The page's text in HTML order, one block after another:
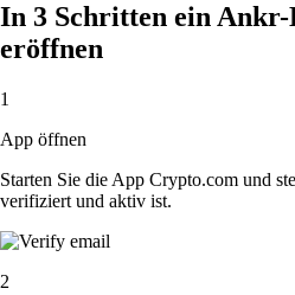
In 3 Schritten ein
eröffnen
1
App öffnen
Starten Sie die App Crypto.com und
verifiziert und aktiv ist.
2